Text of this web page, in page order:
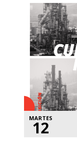
MARTES
12